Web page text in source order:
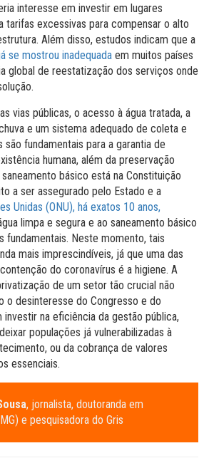
interesse em investir em lugares
tarifas excessivas para compensar o alto
Além disso, estudos indicam que a
se mostrou inadequada em muitos países
global de reestatização dos serviços onde
vias públicas, o acesso à água tratada, a
e um sistema adequado de coleta e
fundamentais para a garantia de
humana, além da preservação
básico está na Constituição
a ser assegurado pelo Estado e a
Unidas (ONU), há exatos 10 anos,
limpa e segura e ao saneamento básico
fundamentais. Neste momento, tais
mais imprescindíveis, já que uma das
do coronavírus é a higiene. A
de um setor tão crucial não
o desinteresse do Congresso e do
na eficiência da gestão pública,
populações já vulnerabilizadas à
ou da cobrança de valores
essenciais.
, jornalista, doutoranda em
e pesquisadora do Gris